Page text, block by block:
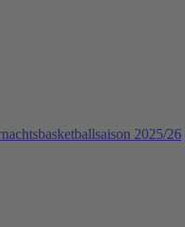
2025/26